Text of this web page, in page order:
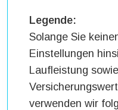
Legende:
Solange Sie
Einstellungen
Laufleistung
verwenden wir